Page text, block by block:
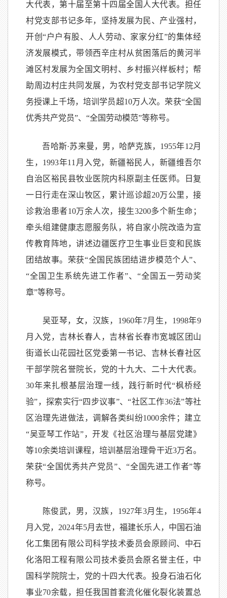
大代表，第十届至第十四届全国人大代表。担任
村党支部书记多年，坚持发展为民、产业强村，
开创“户户有股、人人劳动、家家分红”的集体经
济发展模式，带领西辛庄村从贫困落后的黄河半
滩区村发展为全国文明村、乡村振兴样板村；帮
助周边村庄共同发展，为农村党支部书记学院义
务授课上千场，培训学员超10万人次。荣获“全国
优秀共产党员”、“全国劳动模范”等称号。
吾哈斯·苏来曼，男，哈萨克族，1955年12月
生，1993年11月入党，新疆裕民人，新疆维吾尔
自治区裕民县牧业医院内科原副主任医师。日复
一日行走在深山牧区，累计巡诊超20万公里，接
诊救治患者10万余人次，接生3200多个新生命；
牵头组建健康志愿服务队，将自家小院改造为宣
传教育阵地，讲述边疆医疗卫生事业巨变和民族
团结故事。荣获“全国民族团结进步模范个人”、
“全国卫生系统先进工作者”、“全国五一劳动奖
章”等称号。
吴亚琴，女，汉族，1960年7月生，1998年9
月入党，吉林长春人，吉林省长春市宽城区团山
街道长山花园社区党委第一书记、吉林长春社区
干部学院名誉院长，党的十九大、二十大代表。
30年来扎根基层治理一线，践行新时代“枫桥经
验”，探索实行“四步议事”、“社区工作36法”等社
区治理先进做法，调解各类纠纷1000余件；建立
“吴亚琴工作站”，开发《社区治理与基层党建》
等10余类培训课程，培训基层治理骨干近3万名。
荣获“全国优秀共产党员”、“全国先进工作者”等
称号。
陈俊武，男，汉族，1927年3月生，1956年4
月入党，2024年5月去世，福建长乐人，中国石油
化工集团有限公司科学技术委员会原顾问、中石
化洛阳工程有限公司技术委员会原名誉主任，中
国科学院院士，党的十四大代表。投身石油石化
事业70余载，担任我国首套流化催化裂化装置总